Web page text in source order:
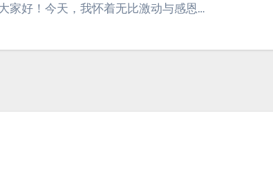
家好！今天，我怀着无比激动与感恩…